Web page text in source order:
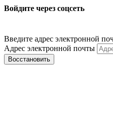
Войдите через соцсеть
Введите адрес электронной
Адрес электронной почты